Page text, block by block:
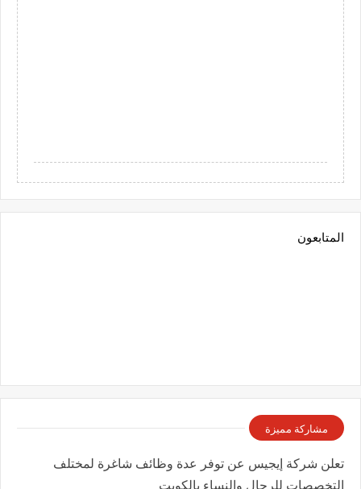
المتابعون
مشاركة مميزة
تعلن شركة إيجيس عن توفر عدة وظائف شاغرة لمختلف
التخصصات للرجال والنساء بالكويت